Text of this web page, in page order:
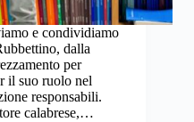
e condividiamo
dalla
per
il suo ruolo nel
responsabili.
calabrese,…